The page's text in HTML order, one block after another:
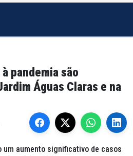
pandemia são
Águas Claras e na
um aumento significativo de casos